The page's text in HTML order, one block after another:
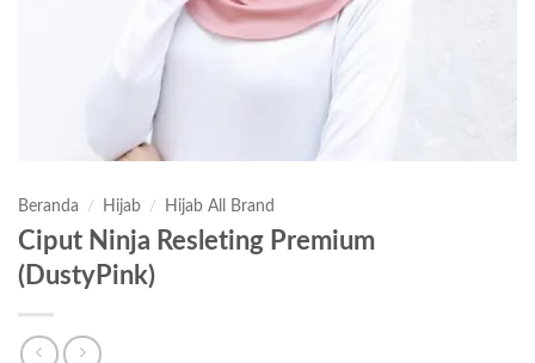
Beranda / Hijab / Hijab All Brand
Ciput Ninja Resleting Premium
(DustyPink)